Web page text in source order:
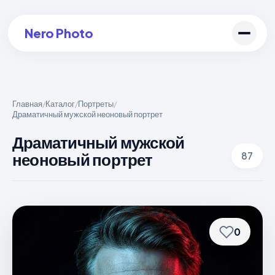
Nero Photo
Войти в аккаунт
Создать арт
Главная/Каталог/Портреты/
Драматичный мужской неоновый портрет
Драматичный мужской
неоновый портрет
87
0